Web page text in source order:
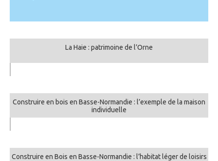
La Haie : patrimoine de l’Orne
Construire en bois en Basse-Normandie : l’exemple de la maison
individuelle
Construire en Bois en Basse-Normandie : l’habitat léger de loisirs